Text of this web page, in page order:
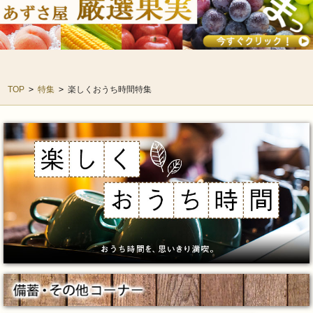
TOP > 特集 > 楽しくおうち時間特集